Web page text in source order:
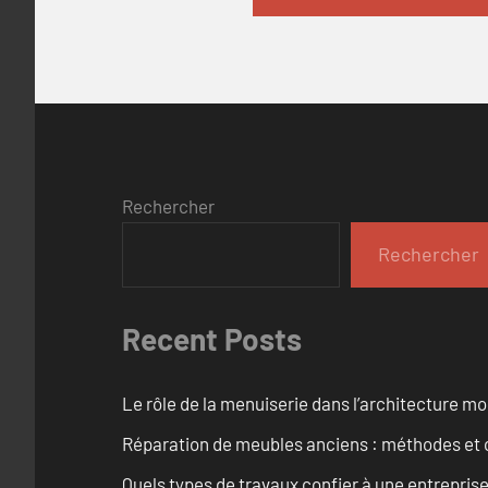
Rechercher
Rechercher
Recent Posts
Le rôle de la menuiserie dans l’architecture
Réparation de meubles anciens : méthodes et